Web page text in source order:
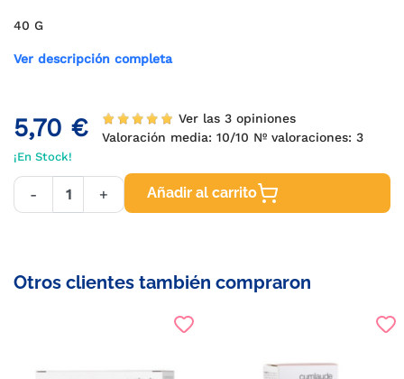
40 G
Ver descripción completa
5,70 €
Ver las 3 opiniones
Valoración media: 10/10 Nº valoraciones: 3
¡En Stock!
- + Añadir al carrito
Otros clientes también compraron